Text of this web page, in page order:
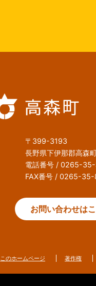
〒399-3193
長野県下伊那郡高森
電話番号 / 0265-35-
FAX番号 / 0265-
お問い合わせは
このホームページ 著作権